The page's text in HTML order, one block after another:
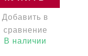
Добавить в
сравнение
В наличии